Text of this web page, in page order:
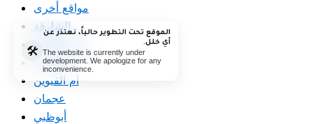
مواقع أخرى
الشارقة
رأس الخيمة
الفجيرة
أم القيوين
عجمان
أبوظبي
🛠️
الموقع تحت التطوير حالياً، نعتذر عن
أي خلل.
The website is currently under
development. We apologize for any
inconvenience.